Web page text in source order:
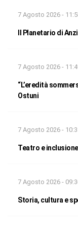
7 Agosto 2026 -
Il Planetario di
7 Agosto 2026 -
“L’eredità
Ostuni
7 Agosto 2026 -
Teatro e
7 Agosto 2026 -
Storia, cultura e